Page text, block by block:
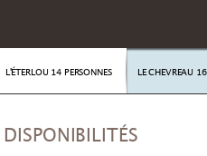
L'ÉTERLOU 14 PERSONNES LE CHEVREAU